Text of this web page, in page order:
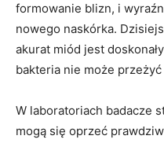
formowanie blizn, i
nowego naskórka.
akurat miód jest
bakteria nie może
W laboratoriach badacze
mogą się oprzeć